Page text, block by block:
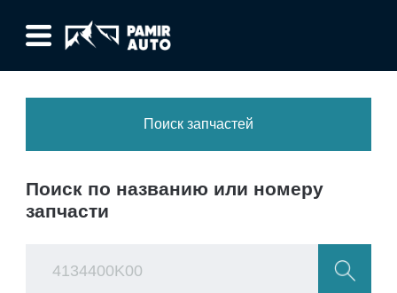
Поиск запчастей
Поиск по названию или номеру
запчасти